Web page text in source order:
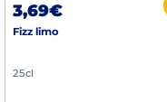
3,69€
Fizz limo
25cl